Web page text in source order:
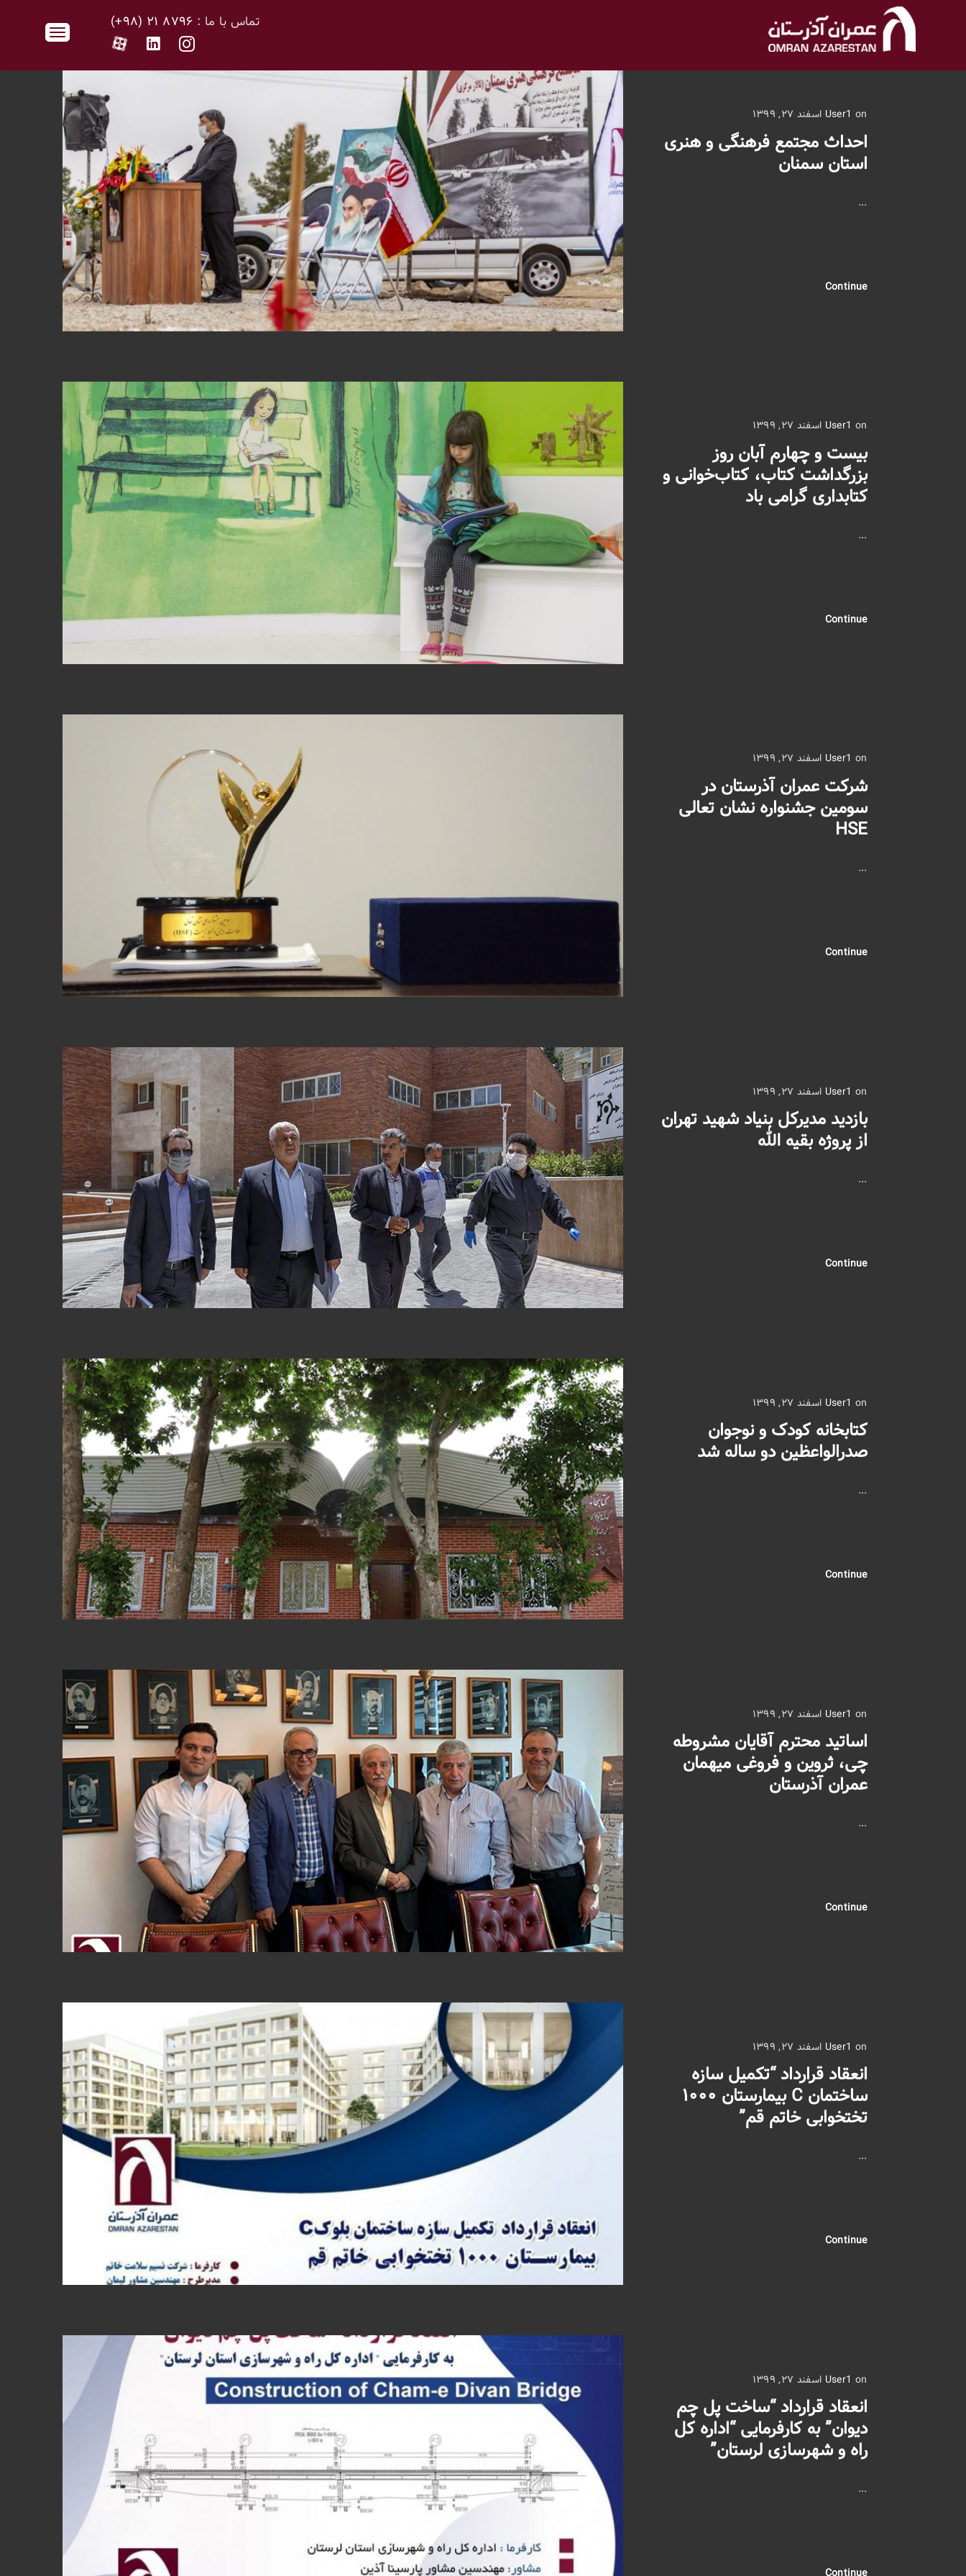
تماس با ما : ۸۷۹۶ ۲۱ (۹۸+)
User1 on اسفند ۲۷, ۱۳۹۹
احداث مجتمع فرهنگی و هنری
استان سمنان
...
Continue
User1 on اسفند ۲۷, ۱۳۹۹
بیست و چهارم آبان روز
بزرگداشت کتاب، کتاب‌خوانی و
کتابداری گرامی باد
...
Continue
User1 on اسفند ۲۷, ۱۳۹۹
شرکت عمران آذرستان در
سومین جشنواره نشان تعالی
HSE
...
Continue
User1 on اسفند ۲۷, ۱۳۹۹
بازدید مدیرکل بنیاد شهید تهران
از پروژه بقیه الله
...
Continue
User1 on اسفند ۲۷, ۱۳۹۹
کتابخانه کودک و نوجوان
صدرالواعظین دو ساله شد
...
Continue
User1 on اسفند ۲۷, ۱۳۹۹
اساتید محترم آقایان مشروطه
چی، ثروین و فروغی میهمان
عمران آذرستان
...
Continue
User1 on اسفند ۲۷, ۱۳۹۹
انعقاد قرارداد “تکمیل سازه
ساختمان C بیمارستان ۱۰۰۰
تختخوابی خاتم قم”
...
Continue
User1 on اسفند ۲۷, ۱۳۹۹
انعقاد قرارداد “ساخت پل چم
دیوان” به کارفرمایی “اداره کل
راه و شهرسازی لرستان”
...